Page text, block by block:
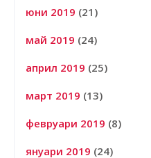
юни 2019 (21)
май 2019 (24)
април 2019 (25)
март 2019 (13)
февруари 2019 (8)
януари 2019 (24)